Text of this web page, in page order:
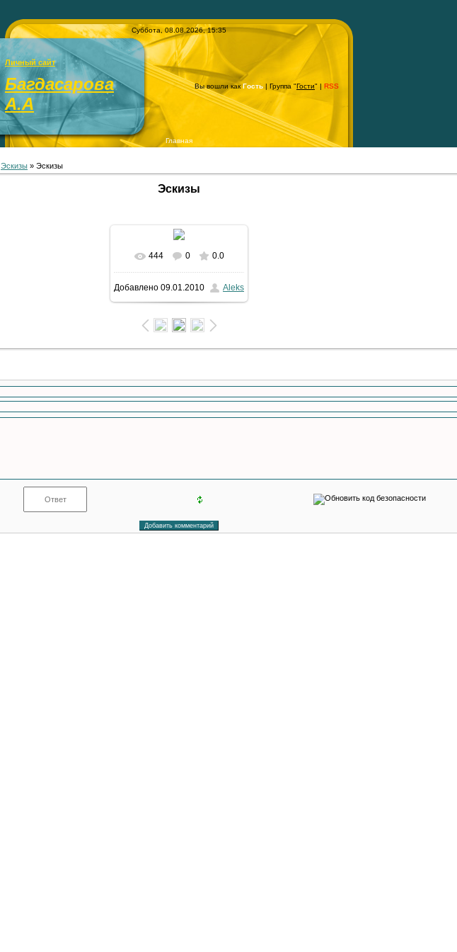
Суббота, 08.08.2026, 15:35
Личный сайт
Багдасарова
А.А
Вы вошли какГость | Группа "Гости" | RSS
Главная
Эскизы » Эскизы
Эскизы
В реальном размере
850x567/ 362.8Kb
444 0 0.0
Добавлено 09.01.2010 Aleks